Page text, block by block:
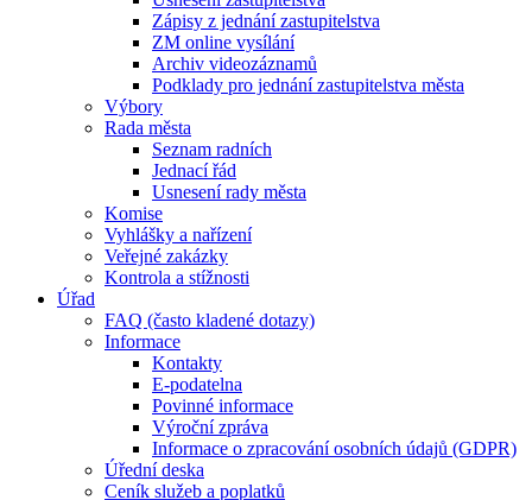
Zápisy z jednání zastupitelstva
ZM online vysílání
Archiv videozáznamů
Podklady pro jednání zastupitelstva města
Výbory
Rada města
Seznam radních
Jednací řád
Usnesení rady města
Komise
Vyhlášky a nařízení
Veřejné zakázky
Kontrola a stížnosti
Úřad
FAQ (často kladené dotazy)
Informace
Kontakty
E-podatelna
Povinné informace
Výroční zpráva
Informace o zpracování osobních údajů (GDPR)
Úřední deska
Ceník služeb a poplatků